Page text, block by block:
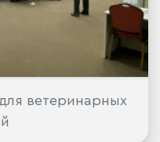
ветеринарных